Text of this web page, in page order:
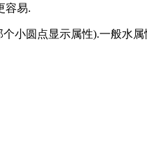
容易.
圆点显示属性).一般水属